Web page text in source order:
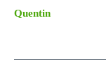
Quentin